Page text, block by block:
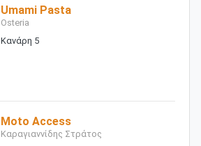
Umami Pasta
Osteria
Κανάρη 5
Moto Access
Καραγιαννίδης Στράτος